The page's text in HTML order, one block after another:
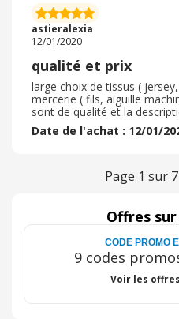
prochainement. La livraison
environ. La qualité du tissus
du site. Ce n'est aps évident
débutante comme moi de
represente bienla réalité. Je
retourner ma commande
service et le retour de ma
astieralexia
12/01/2020
qualité et prix
large choix de tissus (
mercerie ( fils, aiguille
sont de qualité et la
sont de super qualité pour
indiqué les conseils de
promo, de quoi craquer sur
livraison est rapide et
Date de l'achat : 12/01/
Page 1 sur 7
Offres
CODE PROMO
9 codes
Voir les